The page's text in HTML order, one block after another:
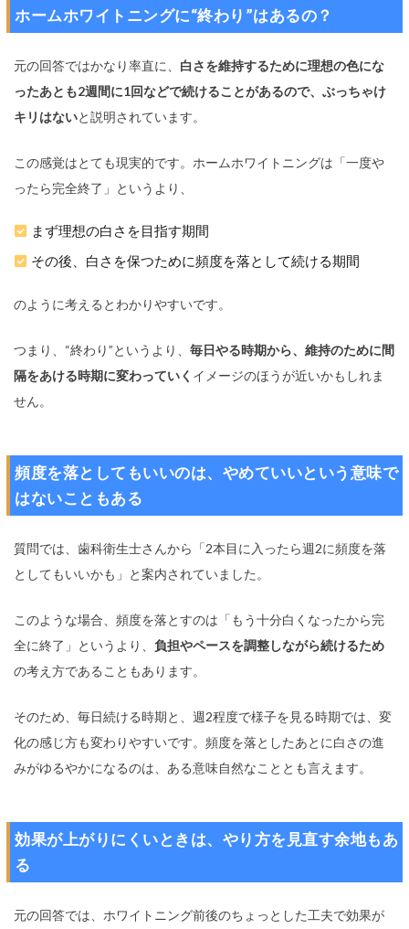
ホームホワイトニングに“終わり”はあるの？
元の回答ではかなり率直に、 白さを維持するために理想の色にな
ったあとも2週間に1回などで続けることがあるので、ぶっちゃけ
キリはないと説明されています。
この感覚はとても現実的です。ホームホワイトニングは「一度や
ったら完全終了」というより、
まず理想の白さを目指す期間
その後、白さを保つために頻度を落として続ける期間
のように考えるとわかりやすいです。
つまり、“終わり”というより、 毎日やる時期から、維持のために間
隔をあける時期に変わっていく イメージのほうが近いかもしれま
せん。
頻度を落としてもいいのは、やめていいという意味で
はないこともある
質問では、歯科衛生士さんから「2本目に入ったら週2に頻度を落
としてもいいかも」と案内されていました。
このような場合、頻度を落とすのは「もう十分白くなったから完
全に終了」というより、 負担やペースを調整しながら続けるため
の考え方であることもあります。
そのため、毎日続ける時期と、週2程度で様子を見る時期では、変
化の感じ方も変わりやすいです。頻度を落としたあとに白さの進
みがゆるやかになるのは、ある意味自然なこととも言えます。
効果が上がりにくいときは、やり方を見直す余地もあ
る
元の回答では、ホワイトニング前後のちょっとした工夫で効果が